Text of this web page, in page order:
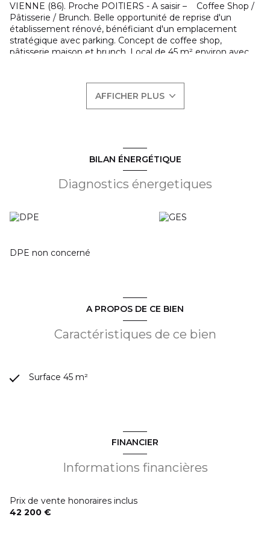
VIENNE (86). Proche POITIERS - A saisir – Coffee Shop /
Pâtisserie / Brunch. Belle opportunité de reprise d'un
établissement rénové, bénéficiant d'un emplacement
stratégique avec parking. Concept de coffee shop,
pâtisserie maison et brunch. Local de 45 m² environ avec
L’établissement n'est actuellement ouvert que 15 heures
par semaine (du mercredi au dimanche, de 15h à 18h),
laissant un gros potentiel de développement avec
CA 2025 55 444 € HT.
Prix du Fonds : 42 200 € HAI
AFFICHER PLUS
BILAN ÉNERGÉTIQUE
Diagnostics énergetiques
DPE non concerné
A PROPOS DE CE BIEN
Caractéristiques de ce bien
Surface 45 m²
FINANCIER
Informations financières
Prix de vente honoraires inclus
42 200 €